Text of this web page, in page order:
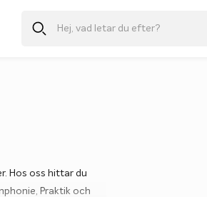
Hos oss hittar du
Praktik och